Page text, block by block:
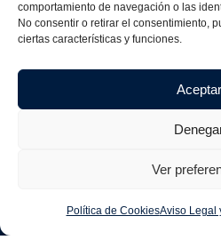
comportamiento de navegación o las
No consentir o retirar el consentimiento,
ciertas características y funciones.
Aceptar
Ver
Política de CookiesAviso Legal
Cuadro Electrico
Diseño de Cuadros Eléctricos